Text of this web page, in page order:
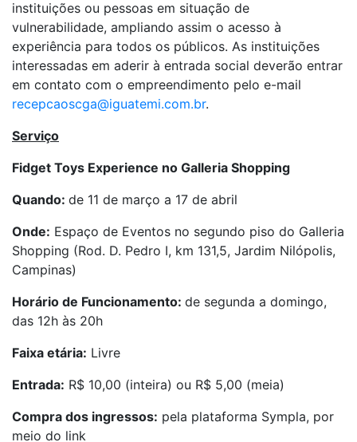
instituições ou pessoas em situação de
vulnerabilidade, ampliando assim o acesso à
experiência para todos os públicos. As instituições
interessadas em aderir à entrada social deverão entrar
em contato com o empreendimento pelo e-mail
recepcaoscga@iguatemi.com.br.
Serviço
Fidget Toys Experience no Galleria Shopping
Quando: de 11 de março a 17 de abril
Onde: Espaço de Eventos no segundo piso do Galleria
Shopping (Rod. D. Pedro I, km 131,5, Jardim Nilópolis,
Campinas)
Horário de Funcionamento: de segunda a domingo,
das 12h às 20h
Faixa etária: Livre
Entrada: R$ 10,00 (inteira) ou R$ 5,00 (meia)
Compra dos ingressos: pela plataforma Sympla, por
meio do link